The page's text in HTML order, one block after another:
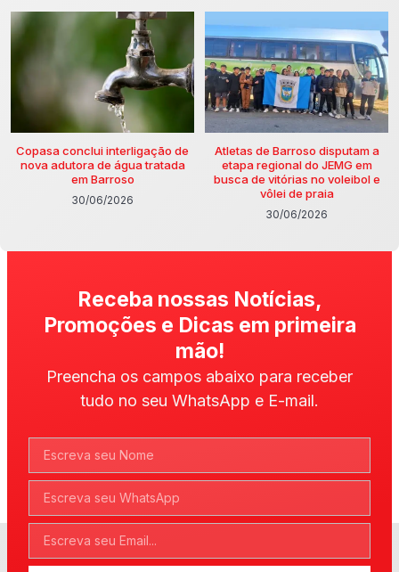
Copasa conclui interligação de
nova adutora de água tratada
em Barroso
30/06/2026
Atletas de Barroso disputam a
etapa regional do JEMG em
busca de vitórias no voleibol e
vôlei de praia
30/06/2026
Receba nossas Notícias,
Promoções e Dicas em primeira
mão!
Preencha os campos abaixo para receber
tudo no seu WhatsApp e E-mail.